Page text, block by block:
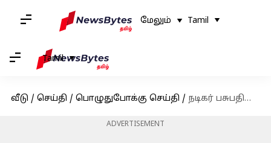
மேலும் Tamil
Tamil
வீடு / செய்தி / பொழுதுபோக்கு செய்தி / நடிகர் பசுபதியின் பிறந்தநாள்: அவர் நடிப்புத்திறமையை வெளிக்காட்டிய சில படங்கள்
ADVERTISEMENT